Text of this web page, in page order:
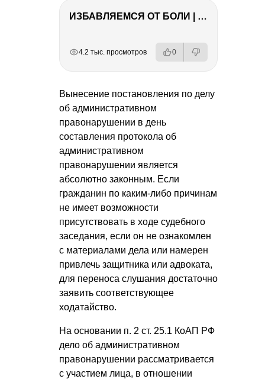
ИЗБАВЛЯЕМСЯ ОТ БОЛИ | Важность режима и питания
4.2 тыс. просмотров 0
Вынесение постановления по делу
об административном
правонарушении в день
составления протокола об
административном
правонарушении является
абсолютно законным. Если
гражданин по каким-либо причинам
не имеет возможности
присутствовать в ходе судебного
заседания, если он не ознакомлен
с материалами дела или намерен
привлечь защитника или адвоката,
для переноса слушания достаточно
заявить соответствующее
ходатайство.
На основании п. 2 ст. 25.1 КоАП РФ
дело об административном
правонарушении рассматривается
с участием лица, в отношении